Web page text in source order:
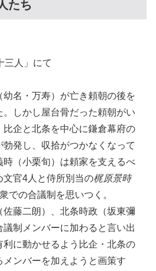
たち
三人」にて
幼名・万寿）が亡き頼朝の後を
しかし屋台骨だった頼朝がい
比企と北条を中心に鎌倉幕府の
発し、収拾がつかなくなって
時（小栗旬）は頼家を支えるべ
文官4人と侍所別当の梶原景時
での合議制を思いつく。
佐藤二朗）、北条時政（坂東彌
制メンバーに加わると言い出
利に動かせるよう比企・北条の
メンバーを加えようと画策す